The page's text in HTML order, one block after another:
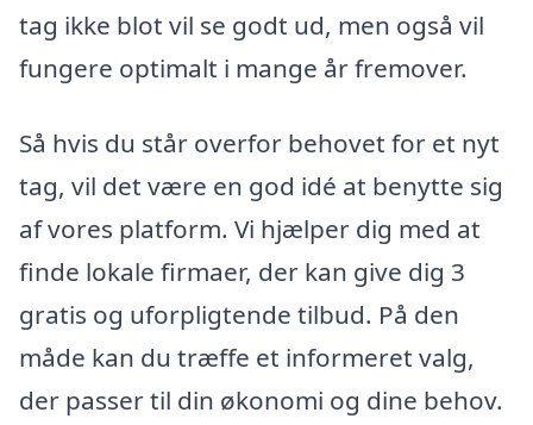
tag ikke blot vil se godt ud, men også vil
fungere optimalt i mange år fremover.
Så hvis du står overfor behovet for et nyt
tag, vil det være en god idé at benytte sig
af vores platform. Vi hjælper dig med at
finde lokale firmaer, der kan give dig 3
gratis og uforpligtende tilbud. På den
måde kan du træffe et informeret valg,
der passer til din økonomi og dine behov.